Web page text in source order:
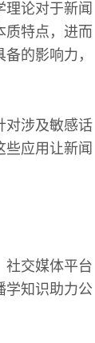
论对于新闻
质特点，进而
的影响力，
对涉及敏感话
应用让新闻
社交媒体平台
学知识助力公